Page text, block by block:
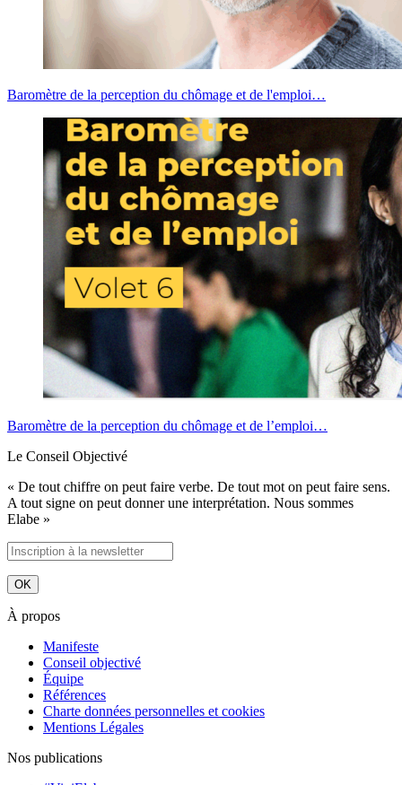
Baromètre de la perception du chômage et de l'emploi…
Baromètre de la perception du chômage et de l’emploi…
Le Conseil Objectivé
« De tout chiffre on peut faire verbe. De tout mot on peut faire sens.
A tout signe on peut donner une interprétation. Nous sommes
Elabe »
À propos
Manifeste
Conseil objectivé
Équipe
Références
Charte données personnelles et cookies
Mentions Légales
Nos publications